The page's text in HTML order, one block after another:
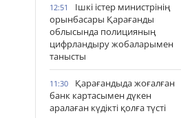
12:51
Ішкі істер министрінің
орынбасары Қарағанды
облысында полицияның
цифрландыру жобаларымен
танысты
11:30
Қарағандыда жоғалған
банк картасымен дүкен
аралаған күдікті қолға түсті